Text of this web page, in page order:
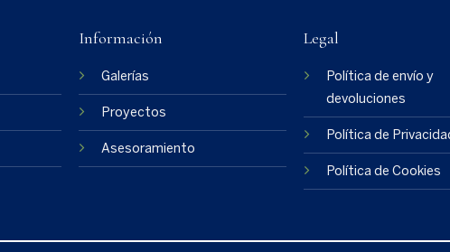
Información
Galerías
Proyectos
Asesoramiento
Legal
Política de envío y
devoluciones
Política de
Política de Cookies